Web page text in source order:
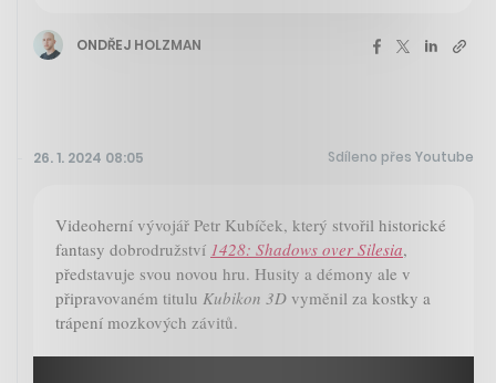
ONDŘEJ HOLZMAN
26. 1. 2024 08:05 Sdíleno přes Youtube
Videoherní vývojář Petr Kubíček, který stvořil historické
fantasy dobrodružství 1428: Shadows over Silesia,
představuje svou novou hru. Husity a démony ale v
připravovaném titulu Kubikon 3D vyměnil za kostky a
trápení mozkových závitů.